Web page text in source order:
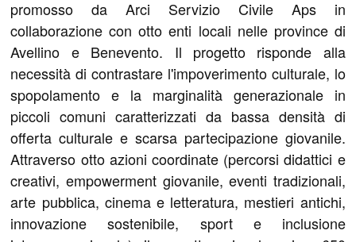
promosso da Arci Servizio Civile Aps in
collaborazione con otto enti locali nelle province di
Avellino e Benevento. Il progetto risponde alla
necessità di contrastare l'impoverimento culturale, lo
spopolamento e la marginalità generazionale in
piccoli comuni caratterizzati da bassa densità di
offerta culturale e scarsa partecipazione giovanile.
Attraverso otto azioni coordinate (percorsi didattici e
creativi, empowerment giovanile, eventi tradizionali,
arte pubblica, cinema e letteratura, mestieri antichi,
innovazione sostenibile, sport e inclusione